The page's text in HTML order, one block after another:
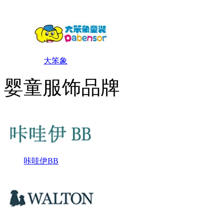
大笨象
婴童服饰品牌
咔哇伊BB